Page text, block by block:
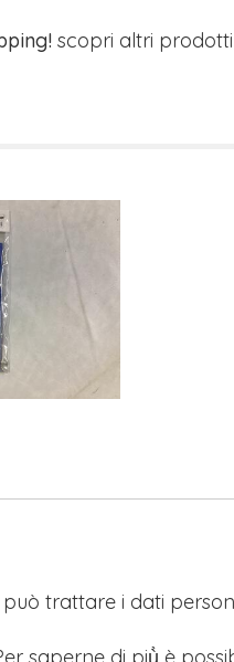
scopri altri
trattare i dati
saperne di più̀ è